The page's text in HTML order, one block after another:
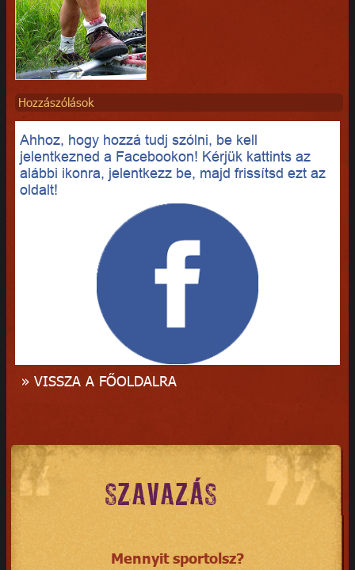
Hozzászólások
Ahhoz, hogy hozzá tudj szólni, be kell
jelentkezned a Facebookon! Kérjük kattints az
alábbi ikonra, jelentkezz be, majd frissítsd ezt az
oldalt!
» VISSZA A FŐOLDALRA
SZAVAZÁS
Mennyit sportolsz?